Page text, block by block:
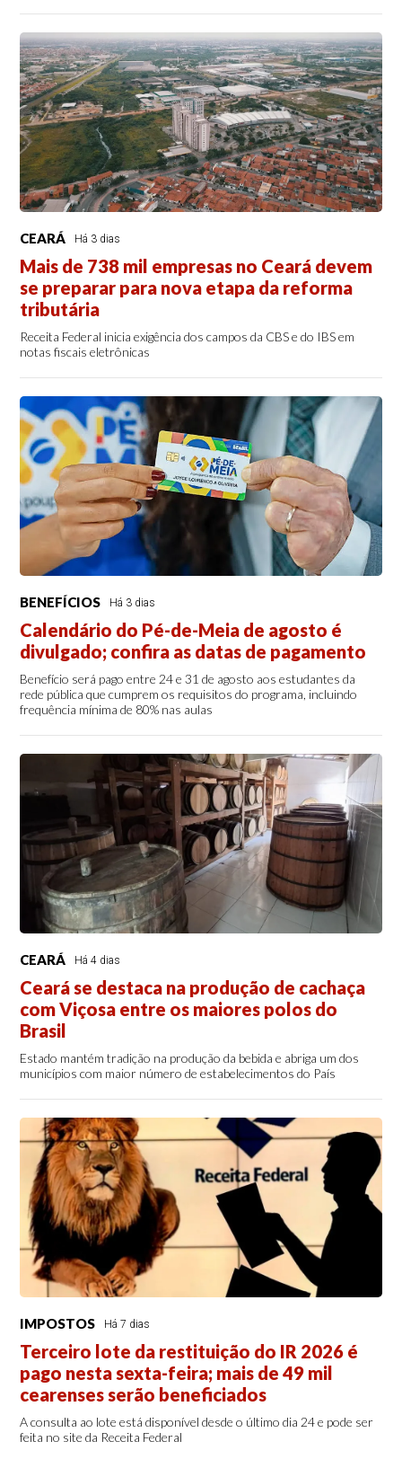
CEARÁ Há 3 dias
Mais de 738 mil empresas no Ceará devem
se preparar para nova etapa da reforma
tributária
Receita Federal inicia exigência dos campos da CBS e do IBS em
notas fiscais eletrônicas
BENEFÍCIOS Há 3 dias
Calendário do Pé-de-Meia de agosto é
divulgado; confira as datas de pagamento
Benefício será pago entre 24 e 31 de agosto aos estudantes da
rede pública que cumprem os requisitos do programa, incluindo
frequência mínima de 80% nas aulas
CEARÁ Há 4 dias
Ceará se destaca na produção de cachaça
com Viçosa entre os maiores polos do
Brasil
Estado mantém tradição na produção da bebida e abriga um dos
municípios com maior número de estabelecimentos do País
IMPOSTOS Há 7 dias
Terceiro lote da restituição do IR 2026 é
pago nesta sexta-feira; mais de 49 mil
cearenses serão beneficiados
A consulta ao lote está disponível desde o último dia 24 e pode ser
feita no site da Receita Federal